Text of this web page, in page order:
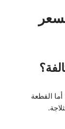
القطعة